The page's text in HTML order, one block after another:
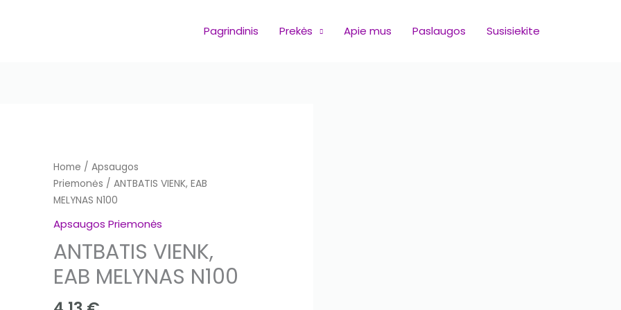
Pagrindinis Prekės Apie mus Paslaugos Susisiekite
Home / Apsaugos
Priemonės / ANTBATIS VIENK, EAB
MELYNAS N100
Apsaugos Priemonės
ANTBATIS VIENK,
EAB MELYNAS N100